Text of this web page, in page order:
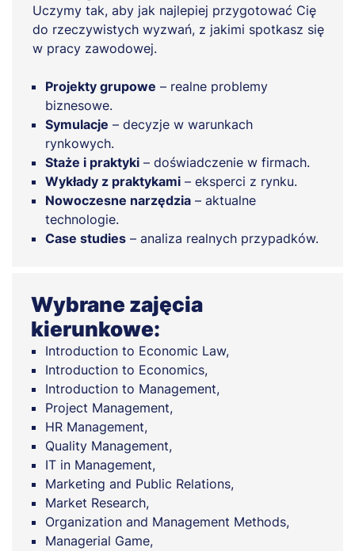
Uczymy tak, aby jak najlepiej przygotować Cię
do rzeczywistych wyzwań, z jakimi spotkasz się
w pracy zawodowej.
Projekty grupowe – realne problemy
biznesowe.
Symulacje – decyzje w warunkach
rynkowych.
Staże i praktyki – doświadczenie w firmach.
Wykłady z praktykami – eksperci z rynku.
Nowoczesne narzędzia – aktualne
technologie.
Case studies – analiza realnych przypadków.
Wybrane zajęcia
kierunkowe:
Introduction to Economic Law,
Introduction to Economics,
Introduction to Management,
Project Management,
HR Management,
Quality Management,
IT in Management,
Marketing and Public Relations,
Market Research,
Organization and Management Methods,
Managerial Game,